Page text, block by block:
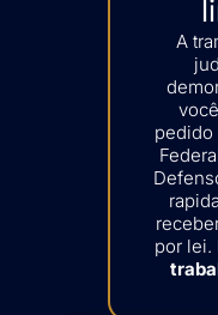
A
por lei.